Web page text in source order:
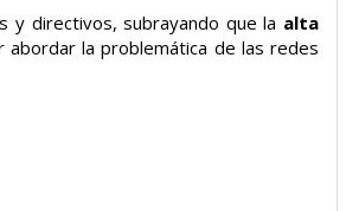
y directivos, subrayando que la alta
abordar la problemática de las redes